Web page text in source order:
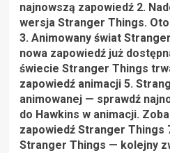
najnowszą zapowiedź 2.
wersja Stranger Things.
3. Animowany świat
nowa zapowiedź już
świecie Stranger Things
zapowiedź animacji 5.
animowanej — sprawdź
do Hawkins w animacji.
zapowiedź Stranger Things
Stranger Things — kolejny